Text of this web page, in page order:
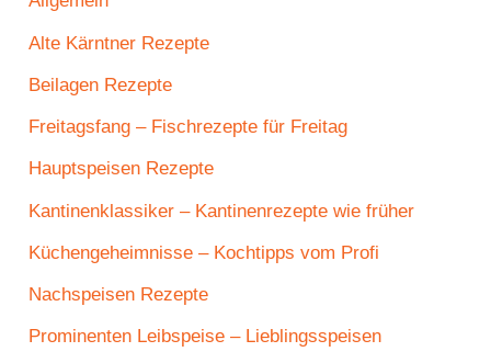
Alte Kärntner Rezepte
Beilagen Rezepte
Freitagsfang – Fischrezepte für Freitag
Hauptspeisen Rezepte
Kantinenklassiker – Kantinenrezepte wie früher
Küchengeheimnisse – Kochtipps vom Profi
Nachspeisen Rezepte
Prominenten Leibspeise – Lieblingsspeisen